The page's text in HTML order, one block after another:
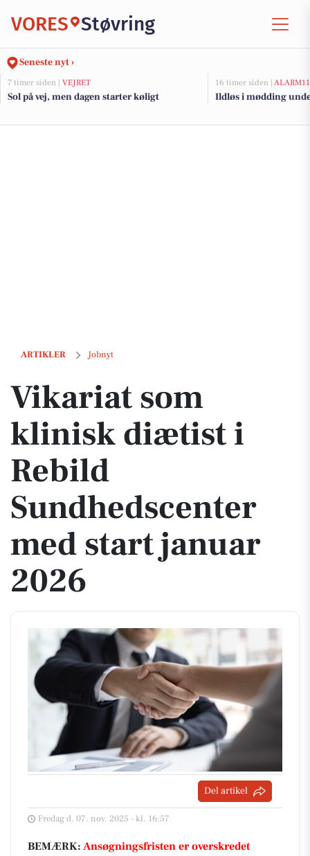
VORES Støvring
Seneste nyt ›
7 timer siden | VEJRET
Sol på vej, men dagen starter køligt
16 timer siden |
Ildløs i mødding
ARTIKLER Jobnyt
Vikariat som klinisk diætist i Rebild Sundhedscenter med start
Vikariat som
klinisk diætist i
Rebild
Sundhedscenter
med start januar
2026
Del artikel
Fredag d. 07. nov. 2025 - kl. 16:57
BEMÆRK: Ansøgningsfristen er overskredet